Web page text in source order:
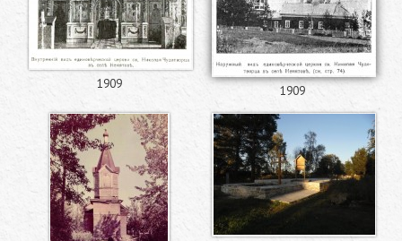
1909 1909